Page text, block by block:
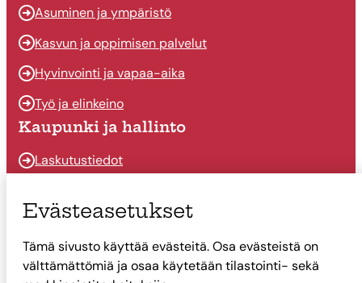
Asuminen ja ympäristö
Kasvun ja oppimisen palvelut
Hyvinvointi ja vapaa-aika
Työ ja elinkeino
Kaupunki ja hallinto
Laskutustiedot
Päätöksenteko
Talous
Evästeasetukset
Tämä sivusto käyttää evästeitä. Osa evästeistä on
välttämättömiä ja osaa käytetään tilastointi- sekä